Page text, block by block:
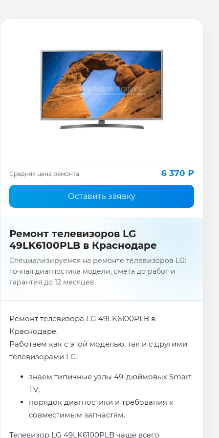
Средняя цена ремонта 6 370 ₽
Оставить заявку
Ремонт телевизоров LG
49LK6100PLB в Краснодаре
Специализируемся на ремонте телевизоров LG:
точная диагностика модели, смета до работ и
гарантия до 12 месяцев.
Ремонт телевизора LG 49LK6100PLB в
Краснодаре.
Работаем как с этой моделью, так и с другими
телевизорами LG:
знаем типичные узлы 49-дюймовых Smart
TV;
порядок диагностики и требования к
совместимым запчастям.
Телевизор LG 49LK6100PLB чаще всего